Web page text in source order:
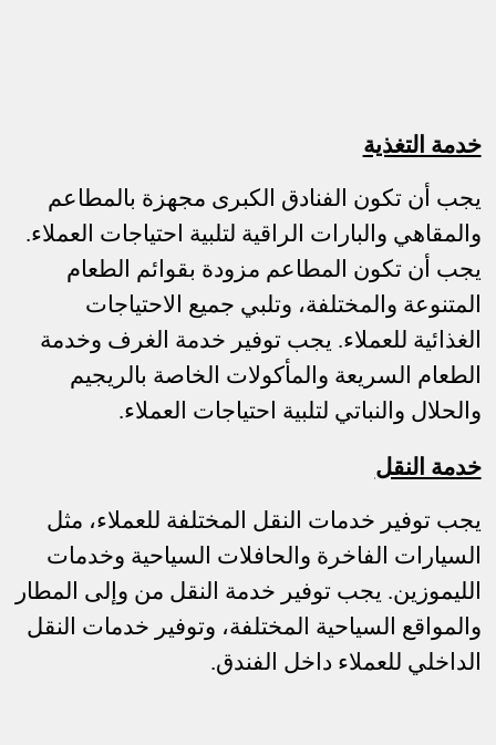
خدمة التغذية
يجب أن تكون الفنادق الكبرى مجهزة بالمطاعم
والمقاهي والبارات الراقية لتلبية احتياجات العملاء.
يجب أن تكون المطاعم مزودة بقوائم الطعام
المتنوعة والمختلفة، وتلبي جميع الاحتياجات
الغذائية للعملاء. يجب توفير خدمة الغرف وخدمة
الطعام السريعة والمأكولات الخاصة بالريجيم
والحلال والنباتي لتلبية احتياجات العملاء.
خدمة النقل
يجب توفير خدمات النقل المختلفة للعملاء، مثل
السيارات الفاخرة والحافلات السياحية وخدمات
الليموزين. يجب توفير خدمة النقل من وإلى المطار
والمواقع السياحية المختلفة، وتوفير خدمات النقل
الداخلي للعملاء داخل الفندق.